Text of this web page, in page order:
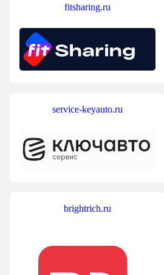
fitsharing.ru
service-keyauto.ru
brightrich.ru